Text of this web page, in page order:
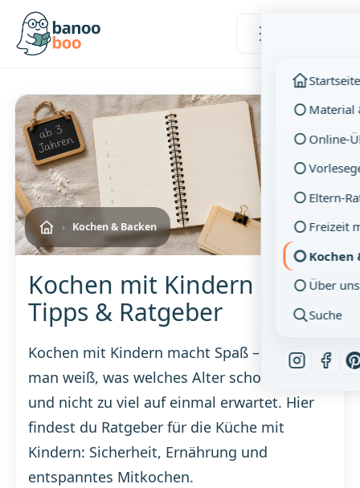
Startseite
Material
Online-
Eltern-
Freizeit
Kochen
Über uns
Suche
› Kochen & Backen
Kochen mit Kindern –
Tipps & Ratgeber
Kochen mit Kindern macht Spaß – wenn
man weiß, was welches Alter schon kann,
und nicht zu viel auf einmal erwartet. Hier
findest du Ratgeber für die Küche mit
Kindern: Sicherheit, Ernährung und
entspanntes Mitkochen.